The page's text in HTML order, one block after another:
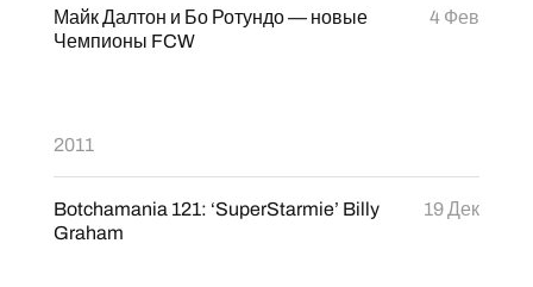
Майк Далтон и Бо Ротундо — новые
Чемпионы FCW
4 Фев
2011
Botchamania 121: ‘SuperStarmie’ Billy
Graham
19 Дек